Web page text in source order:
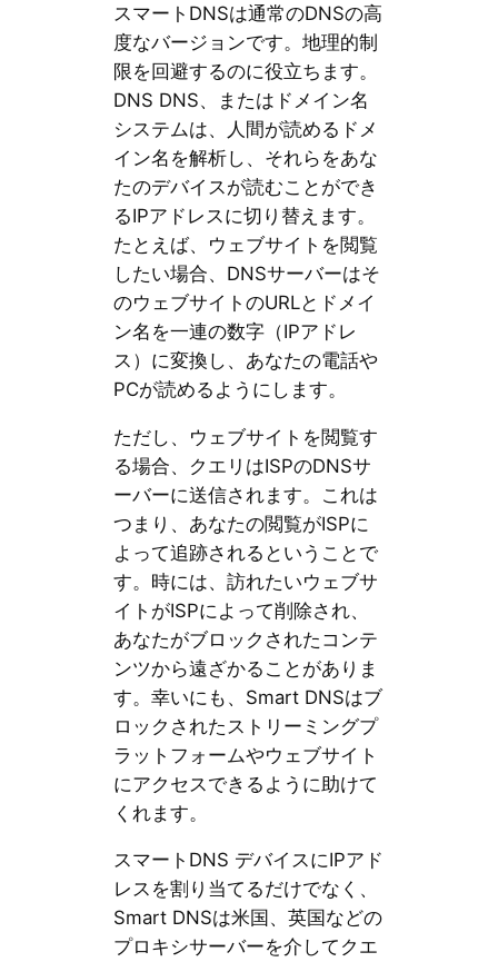
スマートDNSは通常のDNSの高
度なバージョンです。地理的制
限を回避するのに役立ちます。
DNS DNS、またはドメイン名
システムは、人間が読めるドメ
イン名を解析し、それらをあな
たのデバイスが読むことができ
るIPアドレスに切り替えます。
たとえば、ウェブサイトを閲覧
したい場合、DNSサーバーはそ
のウェブサイトのURLとドメイ
ン名を一連の数字（IPアドレ
ス）に変換し、あなたの電話や
PCが読めるようにします。
ただし、ウェブサイトを閲覧す
る場合、クエリはISPのDNSサ
ーバーに送信されます。これは
つまり、あなたの閲覧がISPに
よって追跡されるということで
す。時には、訪れたいウェブサ
イトがISPによって削除され、
あなたがブロックされたコンテ
ンツから遠ざかることがありま
す。幸いにも、Smart DNSはブ
ロックされたストリーミングプ
ラットフォームやウェブサイト
にアクセスできるように助けて
くれます。
スマートDNS デバイスにIPアド
レスを割り当てるだけでなく、
Smart DNSは米国、英国などの
プロキシサーバーを介してクエ